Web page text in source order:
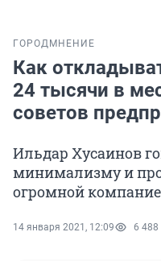
ГОРОД МНЕНИЕ
Как
24 тысячи в
советов
Ильдар Хусаинов
минимализму и
огромной
14 января 2021, 12:09 6 488